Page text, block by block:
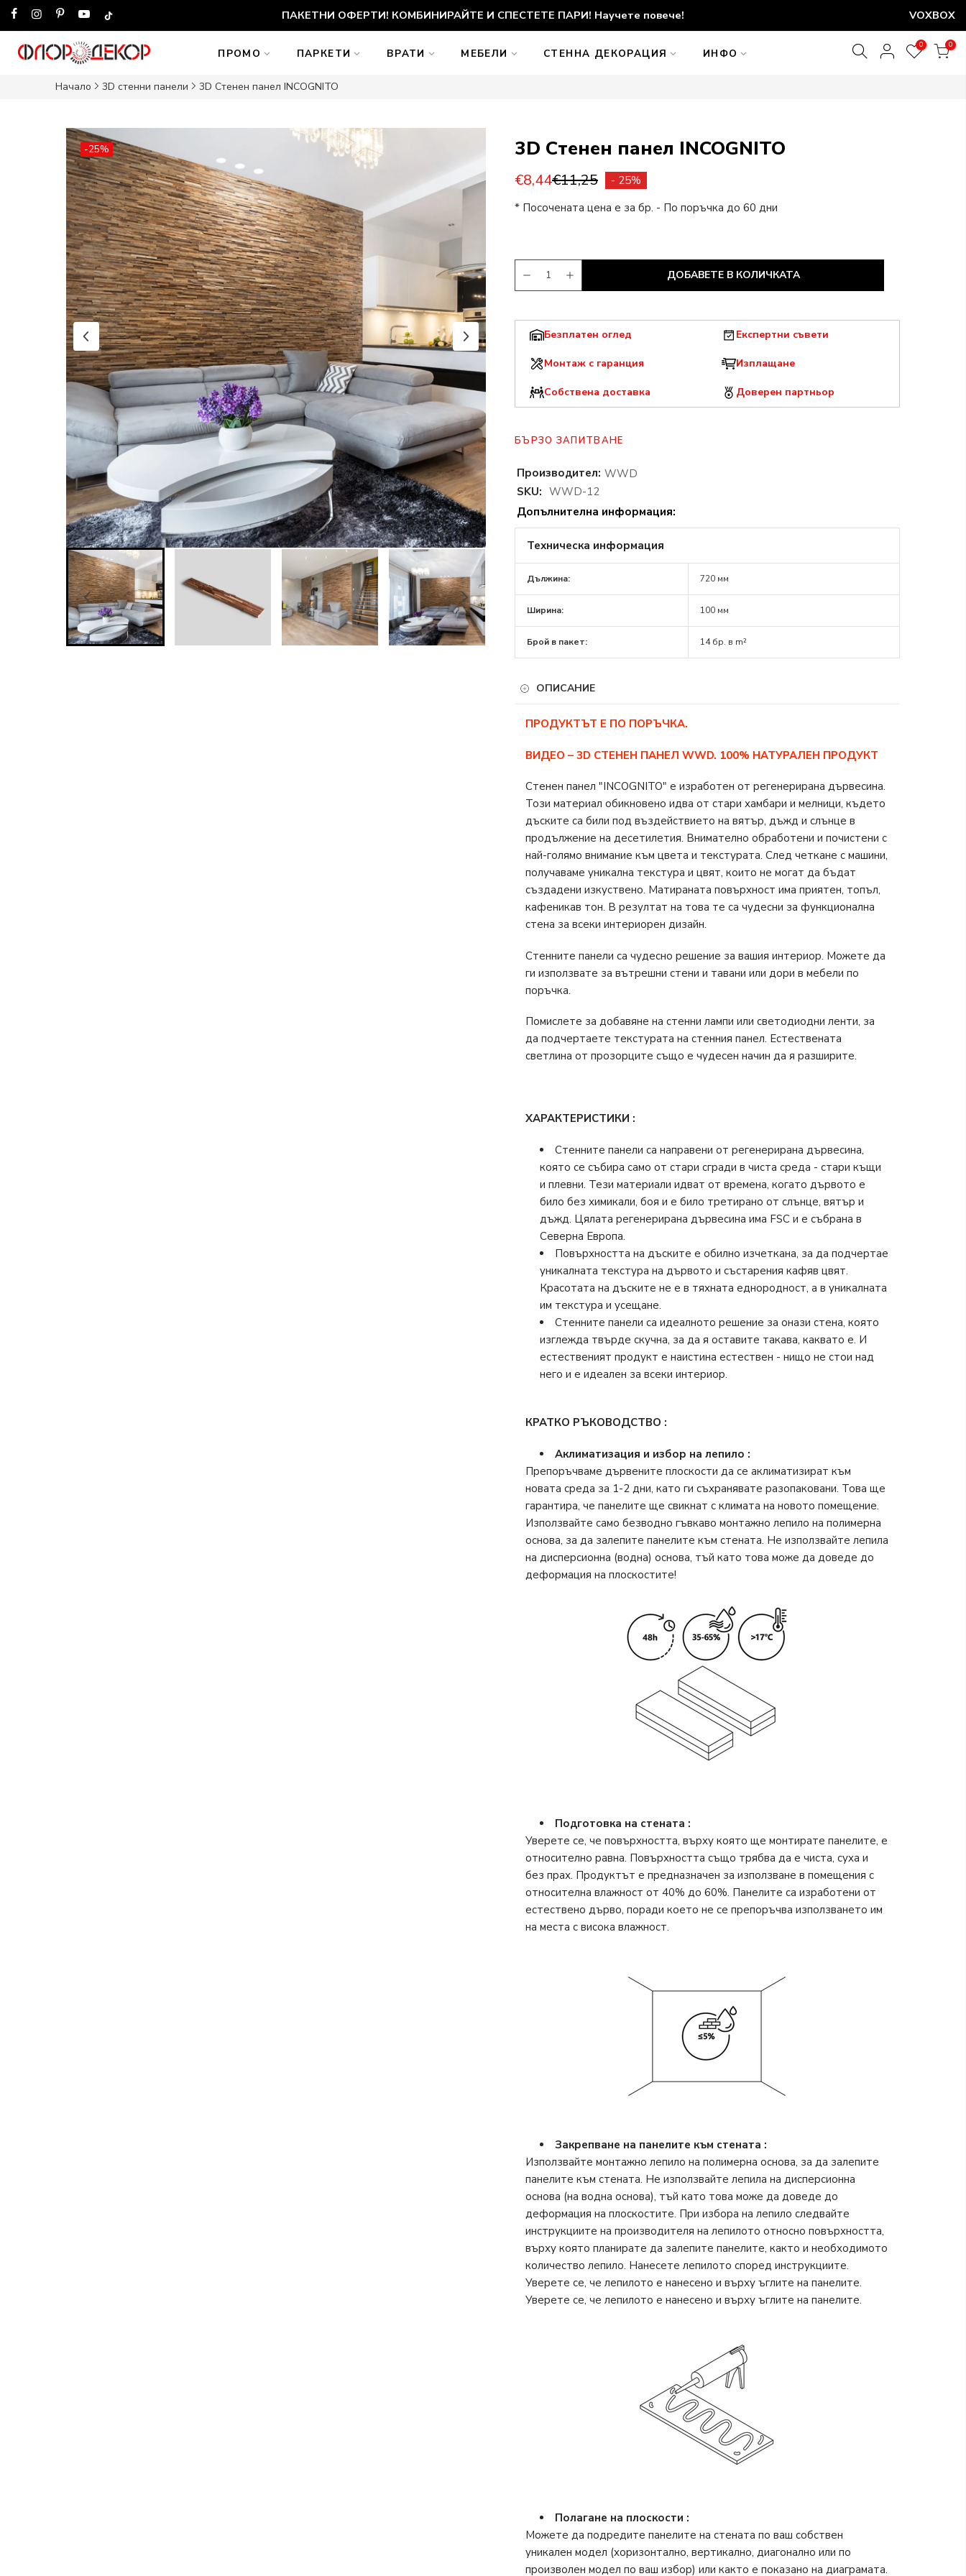
ПАКЕТНИ ОФЕРТИ! КОМБИНИРАЙТЕ И СПЕСТЕТЕ ПАРИ! Научете повече! VOXBOX
ПРОМО ПАРКЕТИ ВРАТИ МЕБЕЛИ СТЕННА ДЕКОРАЦИЯ ИНФО
0 0
Начало 3D стенни панели 3D Стенен панел INCOGNITO
-25% 3D Стенен панел INCOGNITO
€8,44€11,25
- 25%
* Посочената цена е за бр. - По поръчка до 60 дни
ДОБАВЕТЕ В КОЛИЧКАТА
Безплатен оглед
Монтаж с гаранция
Собствена доставка
Експертни съвети
Изплащане
Доверен партньор
БЪРЗО ЗАПИТВАНЕ
Производител: WWD
SKU: WWD-12
Допълнителна информация:
Техническа информация
Дължина: 720 мм
Ширина: 100 мм
Брой в пакет: 14 бр. в m²
ОПИСАНИЕ
ПРОДУКТЪТ Е ПО ПОРЪЧКА.
ВИДЕО – 3D СТЕНЕН ПАНЕЛ WWD. 100% НАТУРАЛЕН ПРОДУКТ
Стенен панел "INCOGNITO" е изработен от регенерирана дървесина.
Този материал обикновено идва от стари хамбари и мелници, където
дъските са били под въздействието на вятър, дъжд и слънце в
продължение на десетилетия. Внимателно обработени и почистени с
най-голямо внимание към цвета и текстурата. След четкане с машини,
получаваме уникална текстура и цвят, които не могат да бъдат
създадени изкуствено. Матираната повърхност има приятен, топъл,
кафеникав тон. В резултат на това те са чудесни за функционална
стена за всеки интериорен дизайн.
Стенните панели са чудесно решение за вашия интериор. Можете да
ги използвате за вътрешни стени и тавани или дори в мебели по
поръчка.
Помислете за добавяне на стенни лампи или светодиодни ленти, за
да подчертаете текстурата на стенния панел. Естествената
светлина от прозорците също е чудесен начин да я разширите.
ХАРАКТЕРИСТИКИ :
Стенните панели са направени от регенерирана дървесина,
която се събира само от стари сгради в чиста среда - стари къщи
и плевни. Тези материали идват от времена, когато дървото е
било без химикали, боя и е било третирано от слънце, вятър и
дъжд. Цялата регенерирана дървесина има FSC и е събрана в
Северна Европа.
Повърхността на дъските е обилно изчеткана, за да подчертае
уникалната текстура на дървото и състарения кафяв цвят.
Красотата на дъските не е в тяхната еднородност, а в уникалната
им текстура и усещане.
Стенните панели са идеалното решение за онази стена, която
изглежда твърде скучна, за да я оставите такава, каквато е. И
естественият продукт е наистина естествен - нищо не стои над
него и е идеален за всеки интериор.
КРАТКО РЪКОВОДСТВО :
Аклиматизация и избор на лепило :
Препоръчваме дървените плоскости да се аклиматизират към
новата среда за 1-2 дни, като ги съхранявате разопаковани. Това ще
гарантира, че панелите ще свикнат с климата на новото помещение.
Използвайте само безводно гъвкаво монтажно лепило на полимерна
основа, за да залепите панелите към стената. Не използвайте лепила
на дисперсионна (водна) основа, тъй като това може да доведе до
деформация на плоскостите!
Подготовка на стената :
Уверете се, че повърхността, върху която ще монтирате панелите, е
относително равна. Повърхността също трябва да е чиста, суха и
без прах. Продуктът е предназначен за използване в помещения с
относителна влажност от 40% до 60%. Панелите са изработени от
естествено дърво, поради което не се препоръчва използването им
на места с висока влажност.
Закрепване на панелите към стената :
Използвайте монтажно лепило на полимерна основа, за да залепите
панелите към стената. Не използвайте лепила на дисперсионна
основа (на водна основа), тъй като това може да доведе до
деформация на плоскостите. При избора на лепило следвайте
инструкциите на производителя на лепилото относно повърхността,
върху която планирате да залепите панелите, както и необходимото
количество лепило. Нанесете лепилото според инструкциите.
Уверете се, че лепилото е нанесено и върху ъглите на панелите.
Уверете се, че лепилото е нанесено и върху ъглите на панелите.
Полагане на плоскости :
Можете да подредите панелите на стената по ваш собствен
уникален модел (хоризонтално, вертикално, диагонално или по
произволен модел по ваш избор) или както е показано на диаграмата.